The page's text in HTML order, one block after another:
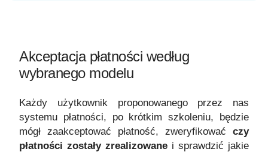
Akceptacja płatności według
wybranego modelu
Każdy użytkownik proponowanego przez nas
systemu płatności, po krótkim szkoleniu, będzie
mógł zaakceptować płatność, zweryfikować
czy
płatności zostały zrealizowane i sprawdzić jakie